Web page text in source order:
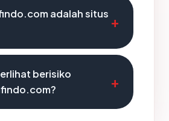
adalah situs
berisiko